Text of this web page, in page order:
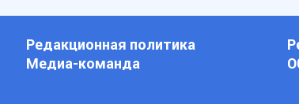
Редакционная политика
Медиа-команда